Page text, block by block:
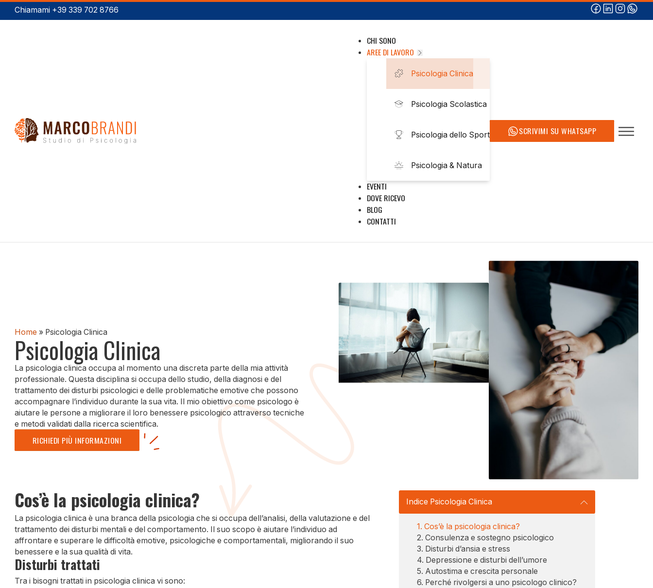
Chiamami +39 339 702 8766
CHI SONO
AREE DI LAVORO
Psicologia Clinica
Psicologia Scolastica
Psicologia dello Sport
Psicologia & Natura
EVENTI
DOVE RICEVO
BLOG
CONTATTI
SCRIVIMI SU WHATSAPP
Home » Psicologia Clinica
Psicologia Clinica
La psicologia clinica occupa al momento una discreta parte della mia attività
professionale. Questa disciplina si occupa dello studio, della diagnosi e del
trattamento dei disturbi psicologici e delle problematiche emotive che possono
accompagnare l’individuo durante la sua vita. Il mio obiettivo come psicologo è
aiutare le persone a migliorare il loro benessere psicologico attraverso tecniche
e metodi validati dalla ricerca scientifica.
RICHIEDI PIÙ INFORMAZIONI
Cos’è la psicologia clinica?
La psicologia clinica è una branca della psicologia che si occupa dell’analisi, della valutazione e del
trattamento dei disturbi mentali e del comportamento. Il suo scopo è aiutare l’individuo ad
affrontare e superare le difficoltà emotive, psicologiche e comportamentali, migliorando il suo
benessere e la sua qualità di vita.
Disturbi trattati
Tra i bisogni trattati in psicologia clinica vi sono:
Indice Psicologia Clinica
Cos’è la psicologia clinica?
Consulenza e sostegno psicologico
Disturbi d’ansia e stress
Depressione e disturbi dell’umore
Autostima e crescita personale
Perché rivolgersi a uno psicologo clinico?